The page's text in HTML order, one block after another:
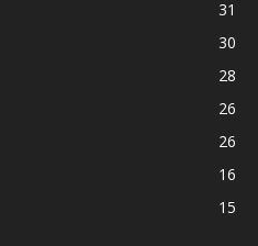
31
30
28
26
26
16
15